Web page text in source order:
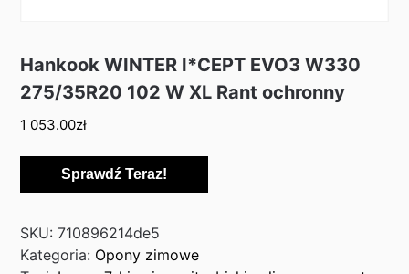
Hankook WINTER I*CEPT EVO3 W330
275/35R20 102 W XL Rant ochronny
1 053.00zł
Sprawdź Teraz!
SKU:710896214de5
Kategoria: Opony zimowe